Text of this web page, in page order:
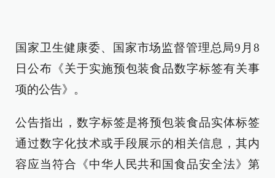
国家卫生健康委、国家市场监督管理总局9月8
日公布《关于实施预包装食品数字标签有关事
项的公告》。
公告指出，数字标签是将预包装食品实体标签
通过数字化技术或手段展示的相关信息，其内
容应当符合《中华人民共和国食品安全法》第